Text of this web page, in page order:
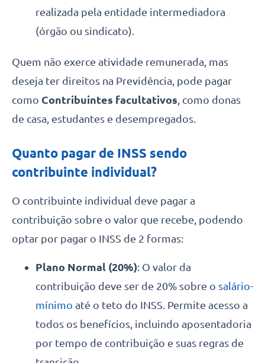
realizada pela entidade intermediadora
(órgão ou sindicato).
Quem não exerce atividade remunerada, mas
deseja ter direitos na Previdência, pode pagar
como Contribuintes facultativos, como donas
de casa, estudantes e desempregados.
Quanto pagar de INSS sendo
contribuinte individual?
O contribuinte individual deve pagar a
contribuição sobre o valor que recebe, podendo
optar por pagar o INSS de 2 formas:
Plano Normal (20%): O valor da
contribuição deve ser de 20% sobre o salário-
mínimo até o teto do INSS. Permite acesso a
todos os benefícios, incluindo aposentadoria
por tempo de contribuição e suas regras de